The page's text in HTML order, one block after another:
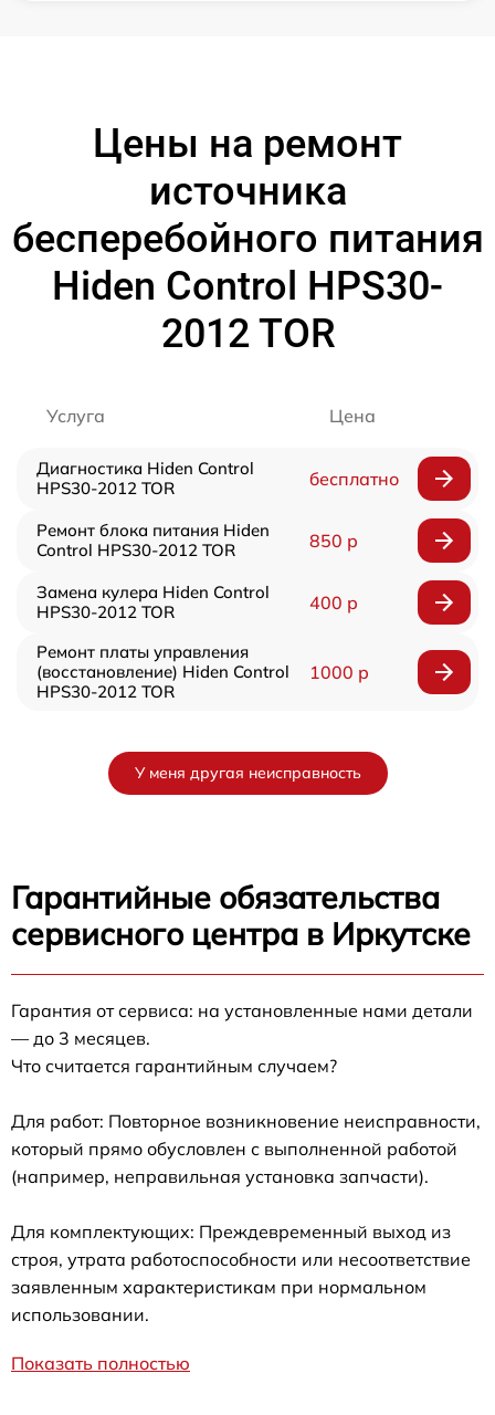
Цены на ремонт
источника
бесперебойного питания
Hiden Control HPS30-
2012 TOR
Услуга Цена
Диагностика Hiden Control
HPS30-2012 TOR
бесплатно
Ремонт блока питания Hiden
Control HPS30-2012 TOR
850 р
Замена кулера Hiden Control
HPS30-2012 TOR
400 р
Ремонт платы управления
(восстановление) Hiden Control
HPS30-2012 TOR
1000 р
У меня другая неисправность
Гарантийные обязательства
сервисного центра в Иркутске
Гарантия от сервиса: на установленные нами детали
— до 3 месяцев.
Что считается гарантийным случаем?
Для работ: Повторное возникновение неисправности,
который прямо обусловлен с выполненной работой
(например, неправильная установка запчасти).
Для комплектующих: Преждевременный выход из
строя, утрата работоспособности или несоответствие
заявленным характеристикам при нормальном
использовании.
Показать полностью